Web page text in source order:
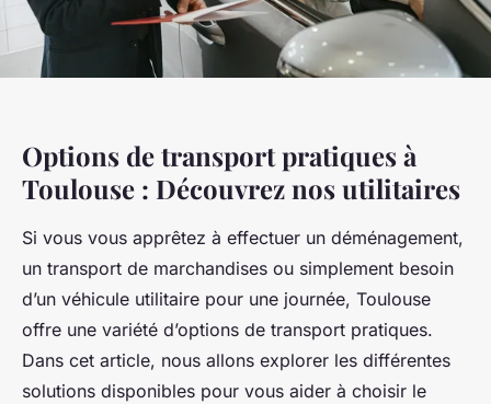
Options de transport pratiques à
Toulouse : Découvrez nos utilitaires
Si vous vous apprêtez à effectuer un déménagement,
un transport de marchandises ou simplement besoin
d’un véhicule utilitaire pour une journée, Toulouse
offre une variété d’options de transport pratiques.
Dans cet article, nous allons explorer les différentes
solutions disponibles pour vous aider à choisir le